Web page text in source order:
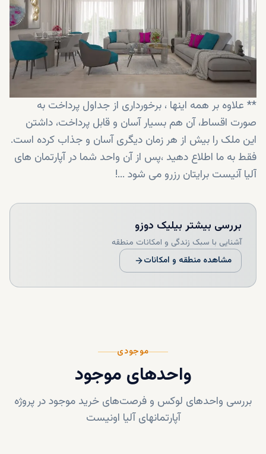
** علاوه بر همه اینها ، برخورداری از جداول پرداخت به
صورت اقساط، آن هم بسیار آسان و قابل پرداخت، داشتن
این ملک را بیش از هر زمان دیگری آسان و جذاب کرده است.
فقط به ما اطلاع دهید ،پس از آن واحد شما در آپارتمان های
آلیا آنیست برایتان رزرو می شود ...!
بررسی بیشتر بیلیک دوزو
آشنایی با سبک زندگی و امکانات منطقه
مشاهده منطقه و امکانات
موجودی
واحدهای موجود
بررسی واحدهای لوکس و فرصت‌های خرید موجود در پروژه
آپارتمانهای آلیا اونیست